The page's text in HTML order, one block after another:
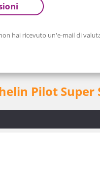
hai ricevuto un'e-mail di
Pilot Super